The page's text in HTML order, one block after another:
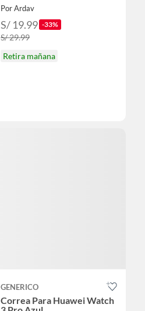
Por Ardav
S/ 19.99 -33%
S/ 29.99
Retira mañana
GENERICO
Correa Para Huawei Watch